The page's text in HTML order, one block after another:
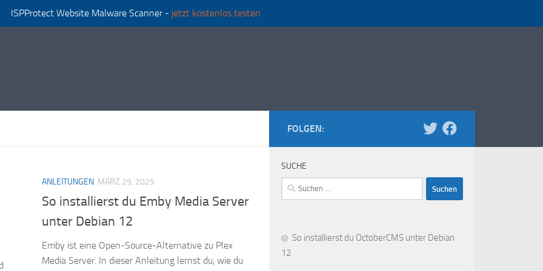
ISPProtect Website Malware Scanner - jetzt kostenlos testen
ANLEITUNGEN MÄRZ 25, 2025
So installierst du Emby Media Server
unter Debian 12
Emby ist eine Open-Source-Alternative zu Plex
Media Server. In dieser Anleitung lernst du, wie du
FOLGEN:
SUCHE
Suchen
nach:
So installierst du OctoberCMS unter Debian
12